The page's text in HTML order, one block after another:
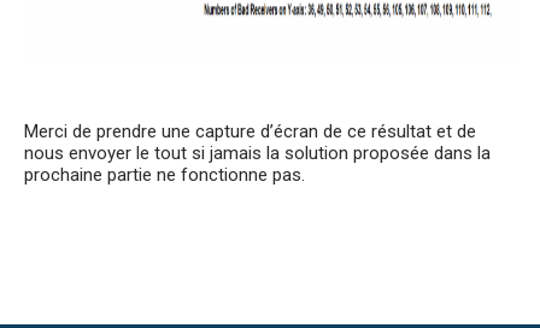
Merci de prendre une capture d’écran de ce résultat et de
nous envoyer le tout si jamais la solution proposée dans la
prochaine partie ne fonctionne pas.